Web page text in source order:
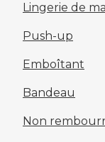
Lingerie de
Push-up
Emboîtant
Bandeau
Non